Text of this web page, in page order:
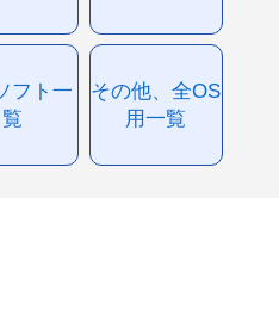
フト一
覧
その他、全OS
用一覧